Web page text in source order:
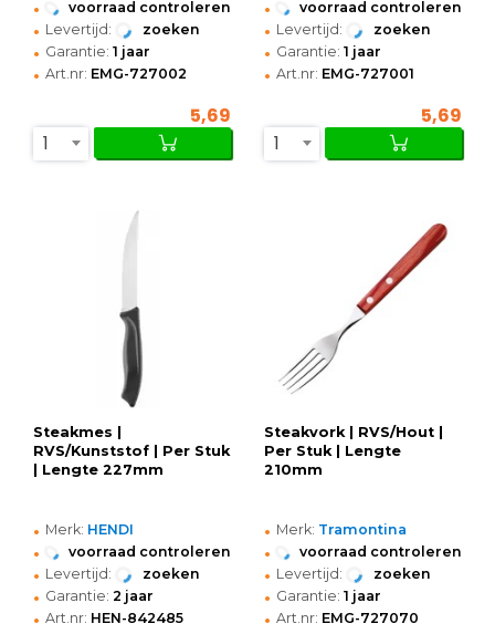
• voorraad controleren
• Levertijd: zoeken
• Garantie: 1 jaar
• Art.nr: EMG-727002
5,69
1
• voorraad controleren
• Levertijd: zoeken
• Garantie: 1 jaar
• Art.nr: EMG-727001
5,69
1
Steakmes |
RVS/Kunststof | Per Stuk
| Lengte 227mm
• Merk: HENDI
• voorraad controleren
• Levertijd: zoeken
• Garantie: 2 jaar
• Art.nr: HEN-842485
Steakvork | RVS/Hout |
Per Stuk | Lengte
210mm
• Merk: Tramontina
• voorraad controleren
• Levertijd: zoeken
• Garantie: 1 jaar
• Art.nr: EMG-727070